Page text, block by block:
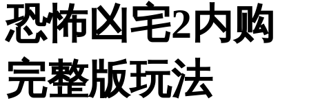
恐怖凶宅2内购
完整版玩法